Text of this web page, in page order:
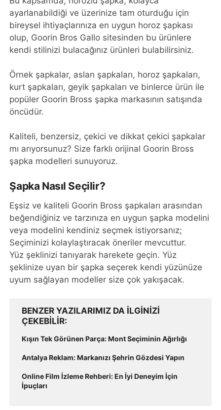
ayarlanabildiği ve üzerinize tam oturduğu için
bireysel ihtiyaçlarınıza en uygun horoz şapkası
olup, Goorin Bros Gallo sitesinden bu ürünlere
kendi stilinizi bulacağınız ürünleri bulabilirsiniz.
Örnek şapkalar, aslan şapkaları, horoz şapkaları,
kurt şapkaları, geyik şapkaları ve binlerce ürün ile
popüler Goorin Bross şapka markasının satışında
öncüdür.
Kaliteli, benzersiz, çekici ve dikkat çekici şapkalar
mı arıyorsunuz? Size farklı orijinal Goorin Bross
şapka modelleri sunuyoruz.
Şapka Nasıl Seçilir?
Eşsiz ve kaliteli Goorin Bross şapkaları arasından
beğendiğiniz ve tarzınıza en uygun şapka modelini
veya modelini kendiniz seçmek istiyorsanız;
Seçiminizi kolaylaştıracak öneriler mevcuttur.
Yüz şeklinizi tanıyarak harekete geçin. Yüz
şeklinize uyan bir şapka seçerek kendi yüzünüze
uyum sağlayan modeller size çok yakışacak.
BENZER YAZILARIMIZ DA ILGINIZI
ÇEKEBILIR
Kışın Tek Görünen Parça: Mont Seçiminin Ağırlığı
Antalya Reklam: Markanızı Şehrin Gözdesi Yapın
Online Film İzleme Rehberi: En İyi Deneyim İçin
İpuçları